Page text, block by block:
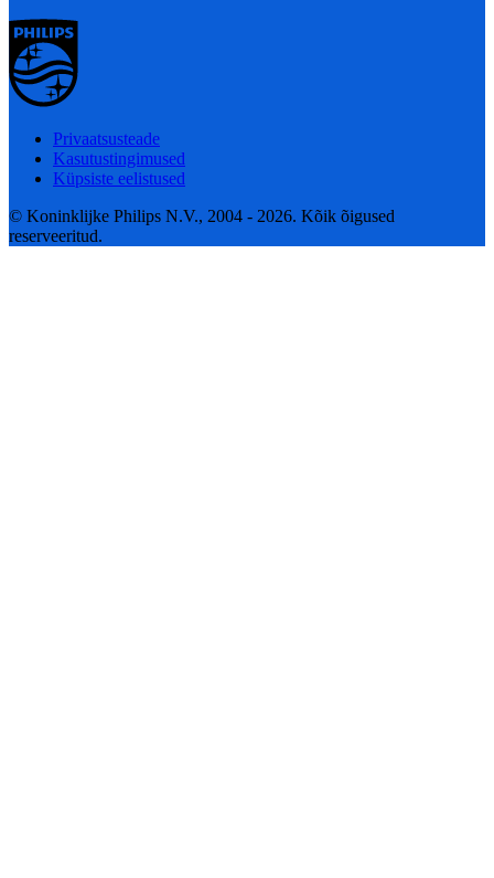
Privaatsusteade
Kasutustingimused
Küpsiste eelistused
© Koninklijke Philips N.V., 2004 - 2026. Kõik õigused
reserveeritud.